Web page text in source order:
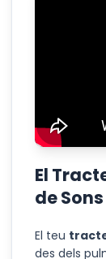
El
de Sons
El teu
des dels